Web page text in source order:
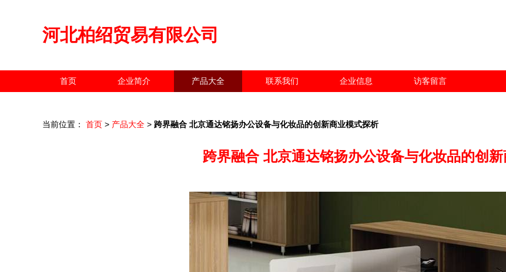
河北柏绍贸易有限公司
首页 企业简介 产品大全 联系我们 企业信息 访客留言
当前位置： 首页 > 产品大全 > 跨界融合 北京通达铭扬办公设备与化妆品的创新商业模式探析
跨界融合 北京通达铭扬办公设备与化妆品的创